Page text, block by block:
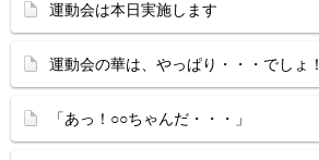
運動会は本日実施します
運動会の華は、やっぱり・・・でしょ！
「あっ！○○ちゃんだ・・・」